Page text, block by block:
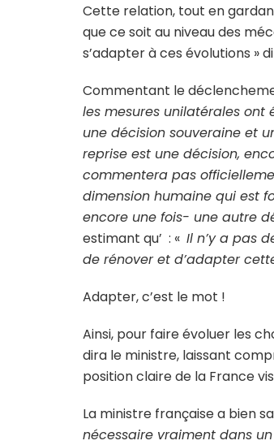
Cette relation, tout en
que ce soit au niveau des
s’adapter à ces évolutions »
Commentant le
les mesures unilatérales ont
une décision souveraine et
reprise est une décision,
commentera pas
dimension humaine qui est
encore une fois- une autre
estimant qu’ : « Il n’y a pas
de rénover et d’adapter
Adapter, c’est le mot !
Ainsi, pour faire évoluer les
dira le ministre, laissant
position claire de la France
La ministre française a bien
nécessaire vraiment dans